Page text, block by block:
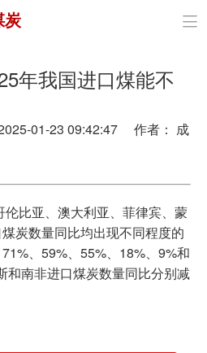
首页
政策与经济
电力
新能源
节能环保
炭 
年我国进口煤能不
01-23 09:42:47 作者： 成
比亚、澳大利亚、菲律宾、蒙
炭数量同比均出现不同程度的
、59%、55%、18%、9%和
和南非进口煤炭数量同比分别减